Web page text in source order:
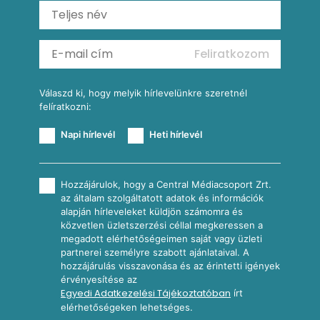
Ratatouille
Almás-kéksajtos kukoricasaláta
Köretek
Reggeli receptek
Feliratkozom
Válaszd ki, hogy melyik hírlevelünkre szeretnél
felíratkozni:
Napi hírlevél Heti hírlevél
Hozzájárulok, hogy a Central Médiacsoport Zrt.
az általam szolgáltatott adatok és információk
alapján hírleveleket küldjön számomra és
közvetlen üzletszerzési céllal megkeressen a
megadott elérhetőségeimen saját vagy üzleti
partnerei személyre szabott ajánlataival. A
hozzájárulás visszavonása és az érintetti igények
érvényesítése az
Egyedi Adatkezelési Tájékoztatóban írt
elérhetőségeken lehetséges.